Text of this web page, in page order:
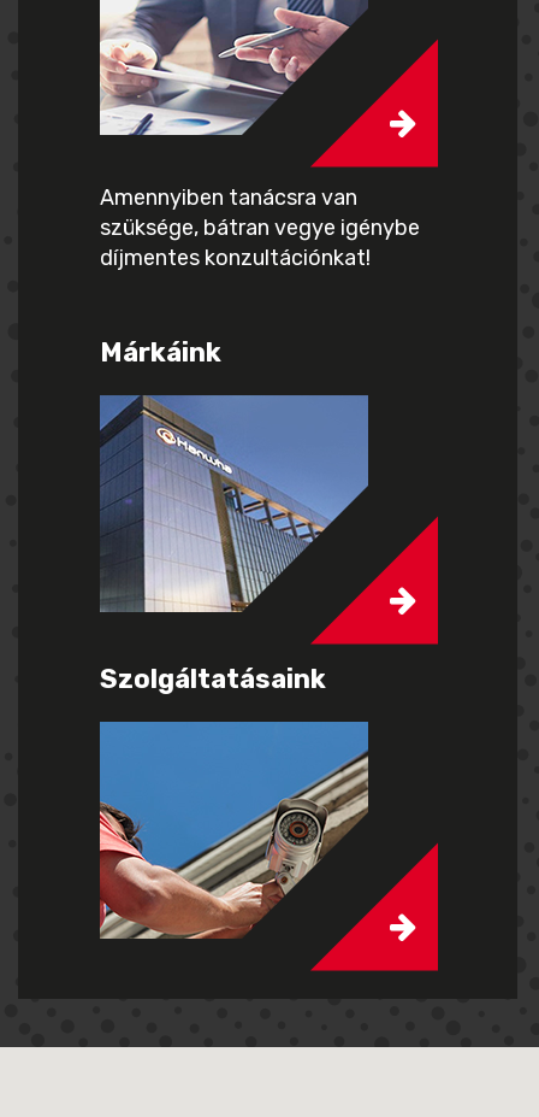
Amennyiben tanácsra van
szüksége, bátran vegye igénybe
díjmentes konzultációnkat!
Márkáink
Szolgáltatásaink